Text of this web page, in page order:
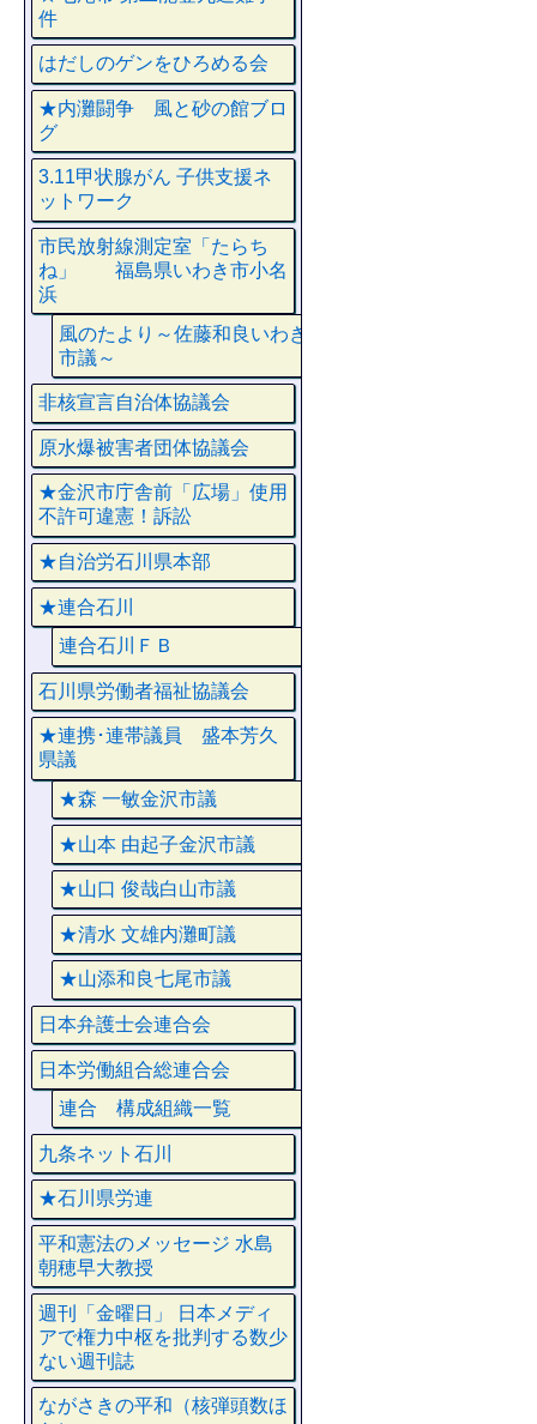
件
はだしのゲンをひろめる会
★内灘闘争 風と砂の館ブロ
グ
3.11甲状腺がん 子供支援ネ
ットワーク
市民放射線測定室「たらち
ね」 福島県いわき市小名
浜
風のたより～佐藤和良いわき
市議～
非核宣言自治体協議会
原水爆被害者団体協議会
★金沢市庁舎前「広場」使用
不許可違憲！訴訟
★自治労石川県本部
★連合石川
連合石川ＦＢ
石川県労働者福祉協議会
★連携･連帯議員 盛本芳久
県議
★森 一敏金沢市議
★山本 由起子金沢市議
★山口 俊哉白山市議
★清水 文雄内灘町議
★山添和良七尾市議
日本弁護士会連合会
日本労働組合総連合会
連合 構成組織一覧
九条ネット石川
★石川県労連
平和憲法のメッセージ 水島
朝穂早大教授
週刊「金曜日」 日本メディ
アで権力中枢を批判する数少
ない週刊誌
ながさきの平和（核弾頭数ほ